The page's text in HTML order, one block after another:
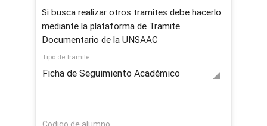
Si busca realizar otros tramites debe hacerlo
mediante la plataforma de Tramite
Documentario de la UNSAAC
▼
Tipo de tramite